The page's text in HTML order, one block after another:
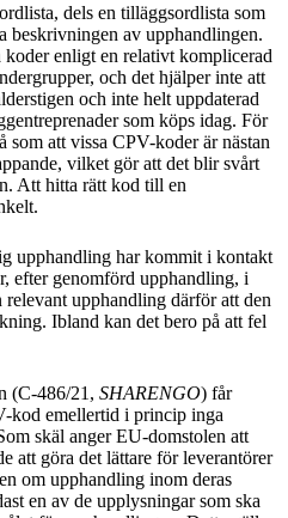
dels en tilläggsordlista som
beskrivningen av upphandlingen.
enligt en relativt komplicerad
och det hjälper inte att
och inte helt uppdaterad
som köps idag. För
som att vissa CPV-koder är nästan
vilket gör att det blir svårt
Att hitta rätt kod till en
upphandling har kommit i kontakt
efter genomförd upphandling, i
relevant upphandling därför att den
Ibland kan det bero på att fel
(C-486/21, SHARENGO) får
kod emellertid i princip inga
skäl anger EU-domstolen att
att göra det lättare för leverantörer
om upphandling inom deras
en av de upplysningar som ska